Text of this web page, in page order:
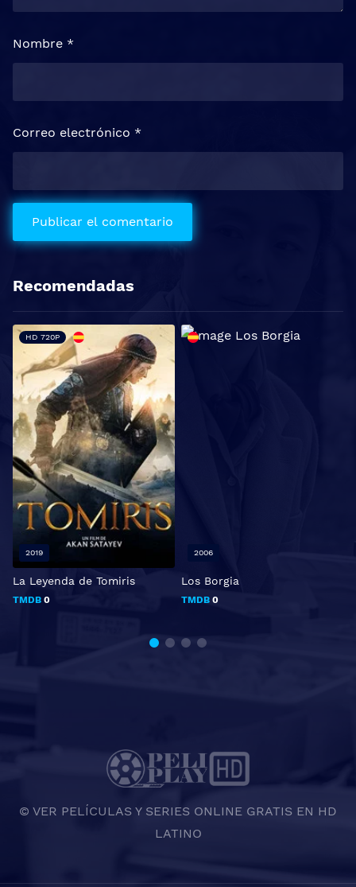
Nombre *
Correo electrónico *
Recomendadas
La Leyenda de Tomiris
TMDB 0
HD 720P
2019
Los Borgia
TMDB 0
2006
© VER PELÍCULAS Y SERIES ONLINE GRATIS EN HD
LATINO